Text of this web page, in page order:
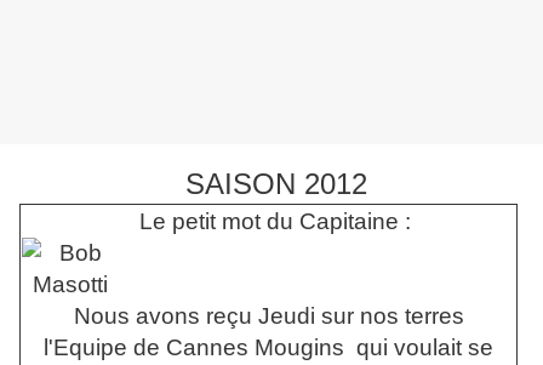
SAISON 2012
Le petit mot du Capitaine :
Nous avons reçu Jeudi sur nos terres
l'Equipe de Cannes Mougins qui voulait se